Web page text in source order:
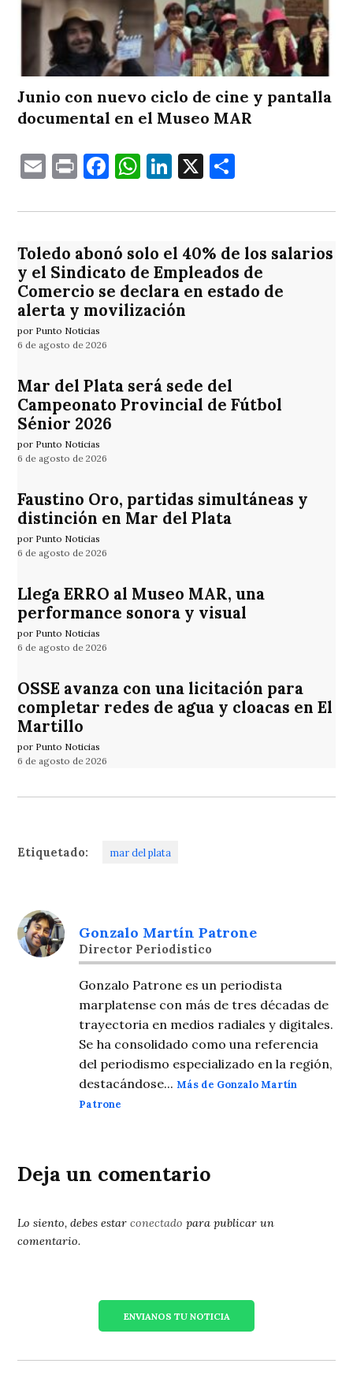
Junio con nuevo ciclo de cine y pantalla
documental en el Museo MAR
EmailPrintFacebook
WhatsApp
LinkedIn
X
Toledo abonó solo el 40% de los salarios
y el Sindicato de Empleados de
Comercio se declara en estado de
alerta y movilización
por Punto Noticias
6 de agosto de 2026
Mar del Plata será sede del
Campeonato Provincial de Fútbol
Sénior 2026
por Punto Noticias
6 de agosto de 2026
Faustino Oro, partidas simultáneas y
distinción en Mar del Plata
por Punto Noticias
6 de agosto de 2026
Llega ERRO al Museo MAR, una
performance sonora y visual
por Punto Noticias
6 de agosto de 2026
OSSE avanza con una licitación para
completar redes de agua y cloacas en El
Martillo
por Punto Noticias
6 de agosto de 2026
Etiquetado: mar del plata
Gonzalo Martín Patrone
Director Periodistico
Gonzalo Patrone es un periodista
marplatense con más de tres décadas de
trayectoria en medios radiales y digitales.
Se ha consolidado como una referencia
del periodismo especializado en la región,
destacándose...Más de Gonzalo Martín
Patrone
Deja un comentario
Lo siento, debes estarconectado para publicar un
comentario.
ENVIANOS TU NOTICIA